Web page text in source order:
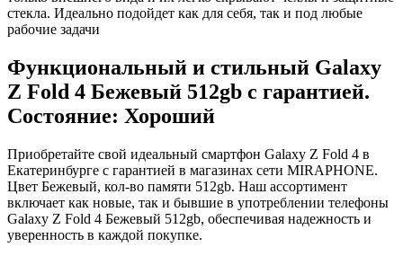
стекла. Идеально подойдет как для себя, так и под любые
рабочие задачи
Функциональный и стильный Galaxy
Z Fold 4 Бежевый 512gb с гарантией.
Состояние: Хороший
Приобретайте свой идеальный смартфон Galaxy Z Fold 4 в
Екатеринбурге с гарантией в магазинах сети MIRAPHONE.
Цвет Бежевый, кол-во памяти 512gb. Наш ассортимент
включает как новые, так и бывшие в употреблении телефоны
Galaxy Z Fold 4 Бежевый 512gb, обеспечивая надежность и
уверенность в каждой покупке.